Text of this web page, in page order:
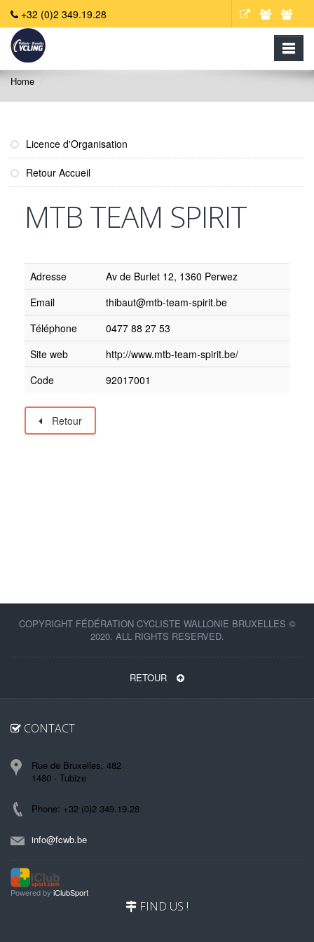
+32 (0)2 349.19.28
Home
Licence d'Organisation
Retour Accueil
MTB TEAM SPIRIT
Adresse
Av de Burlet 12, 1360 Perwez
Email
thibaut@mtb-team-spirit.be
Téléphone
0477 88 27 53
Site web
http://www.mtb-team-spirit.be/
Code
92017001
Retour
COPYRIGHT FÉDÉRATION CYCLISTE WALLONIE BRUXELLES ©
2020. ALL RIGHTS RESERVED.
RETOUR
CONTACT
Rue de Bruxelles, 482
1480 - Tubize
Phone: +32 (0)2 349.19.28
info@fcwb.be
Powered by iClubSport
FIND US !